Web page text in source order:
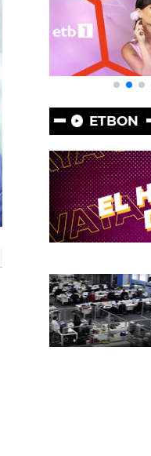
ETBON